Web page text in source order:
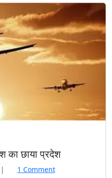
का छाया प्रदेश
| 1 Commento